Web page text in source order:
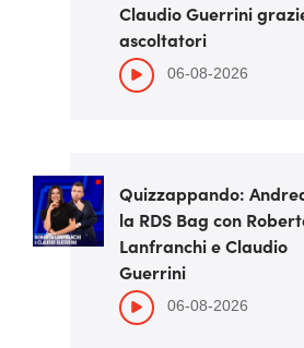
Claudio Guerrini
ascoltatori
06-08-2026
Quizzappando:
la RDS Bag con
Lanfranchi e Claudio
Guerrini
06-08-2026